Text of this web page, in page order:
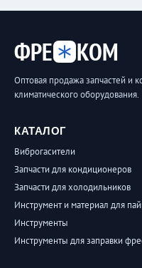
ФРЕ КОМ
Оптовая продажа запчастей и
климатического оборудования.
КАТАЛОГ
Виброгасители
Запчасти для кондиционеров
Запчасти для холодильников
Инструмент и материал для
Инструменты
Инструменты для заправки